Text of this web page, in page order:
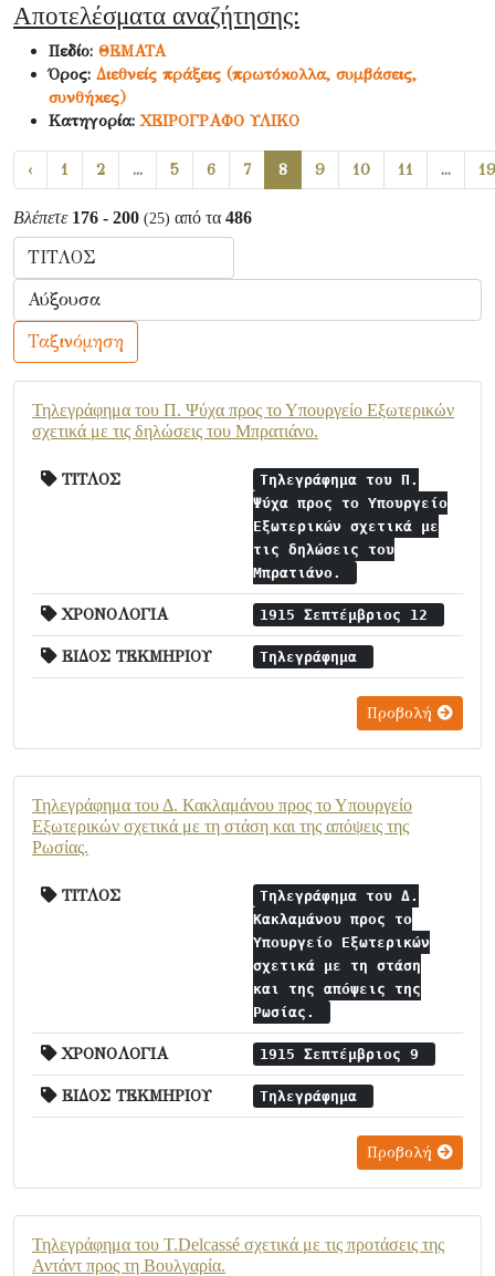
Αποτελέσματα αναζήτησης:
Πεδίο: ΘΕΜΑΤΑ
Όρος: Διεθνείς πράξεις (πρωτόκολλα, συμβάσεις,
συνθήκες)
Κατηγορία:ΧΕΙΡΟΓΡΑΦΟ ΥΛΙΚΟ
‹ 1 2 ... 5 6 7 8 9 10 11 ... 19
Βλέπετε 176 - 200 (25) από τα 486
Ταξινόμηση
Τηλεγράφημα του Π. Ψύχα προς το Υπουργείο Εξωτερικών
σχετικά με τις δηλώσεις του Μπρατιάνο.
ΤΙΤΛΟΣ
Τηλεγράφημα του Π.
Ψύχα προς το Υπουργείο
Εξωτερικών σχετικά με
τις δηλώσεις του
Μπρατιάνο.
ΧΡΟΝΟΛΟΓΙΑ 1915 Σεπτέμβριος 12
ΕΙΔΟΣ ΤΕΚΜΗΡΙΟΥ Τηλεγράφημα
Προβολή
Τηλεγράφημα του Δ. Κακλαμάνου προς το Υπουργείο
Εξωτερικών σχετικά με τη στάση και της απόψεις της
Ρωσίας.
ΤΙΤΛΟΣ
Τηλεγράφημα του Δ.
Κακλαμάνου προς το
Υπουργείο Εξωτερικών
σχετικά με τη στάση
και της απόψεις της
Ρωσίας.
ΧΡΟΝΟΛΟΓΙΑ 1915 Σεπτέμβριος 9
ΕΙΔΟΣ ΤΕΚΜΗΡΙΟΥ Τηλεγράφημα
Προβολή
Τηλεγράφημα του T.Delcassé σχετικά με τις προτάσεις της
Αντάντ προς τη Βουλγαρία.